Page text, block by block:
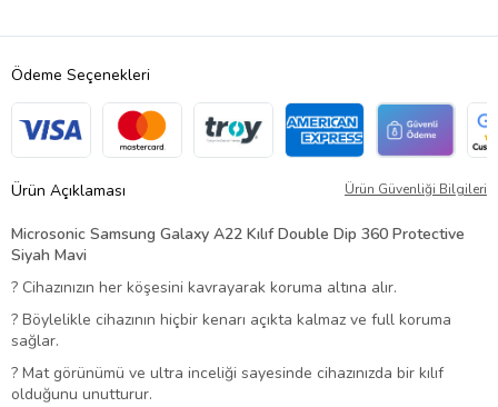
Ödeme Seçenekleri
Ürün Açıklaması Ürün Güvenliği Bilgileri
Microsonic Samsung Galaxy A22 Kılıf Double Dip 360 Protective
Siyah Mavi
? Cihazınızın her köşesini kavrayarak koruma altına alır.
? Böylelikle cihazının hiçbir kenarı açıkta kalmaz ve full koruma
sağlar.
? Mat görünümü ve ultra inceliği sayesinde cihazınızda bir kılıf
olduğunu unutturur.